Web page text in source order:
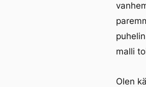
malli
Olen